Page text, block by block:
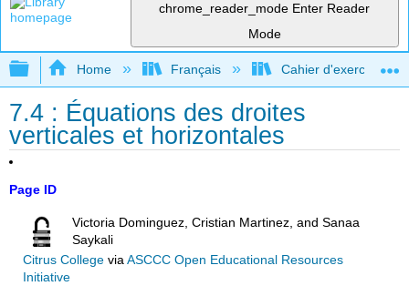
chrome_reader_mode Enter Reader
Mode
Expand/collapse global hierarchy
Home Français Cahier d'exercices
7.4 : Équations des droites
verticales et horizontales
Page ID
Victoria Dominguez, Cristian Martinez, and Sanaa
Saykali
Citrus Collegevia ASCCC Open Educational Resources
Initiative